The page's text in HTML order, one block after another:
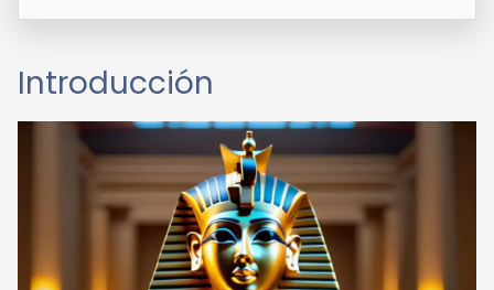
Introducción